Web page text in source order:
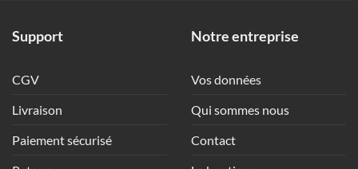
Support
CGV
Livraison
Paiement sécurisé
Notre entreprise
Vos données
Qui sommes nous
Contact